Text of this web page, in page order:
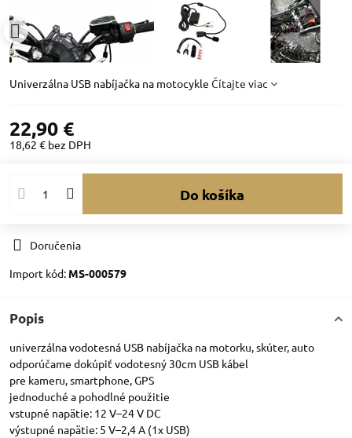
Univerzálna USB nabíjačka na motocykle Čítajte viac
22,90 €
18,62 € bez DPH
Do košíka
Doručenia
Import kód: MS-000579
Popis
univerzálna vodotesná USB nabíjačka na motorku, skúter, auto
odporúčame dokúpiť vodotesný 30cm USB kábel
pre kameru, smartphone, GPS
jednoduché a pohodlné použitie
vstupné napätie: 12 V–24 V DC
výstupné napätie: 5 V–2,4 A (1x USB)